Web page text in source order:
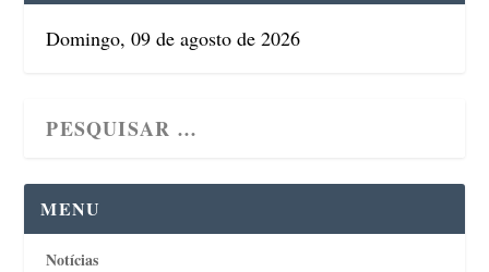
Domingo, 09 de agosto de 2026
MENU
Notícias